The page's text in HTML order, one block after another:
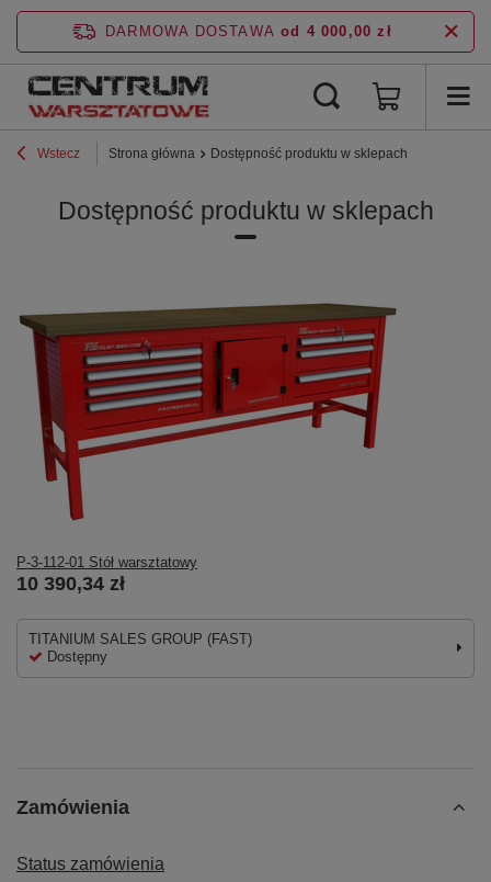
DARMOWA DOSTAWA od 4 000,00 zł
Wstecz Strona główna Dostępność produktu w sklepach
Dostępność produktu w sklepach
P-3-112-01 Stół warsztatowy
10 390,34 zł
TITANIUM SALES GROUP (FAST)
Dostępny
Zamówienia
Status zamówienia